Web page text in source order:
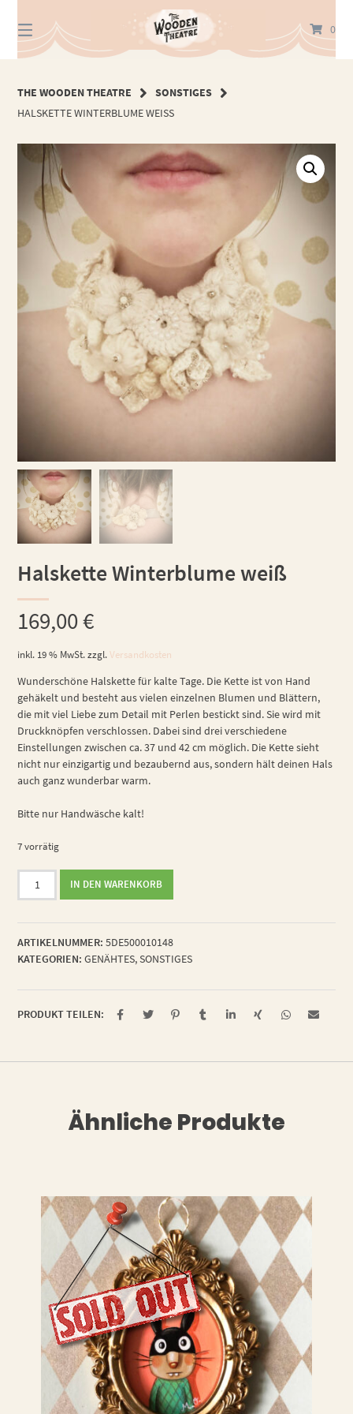
zum
Inhalt
0
THE WOODEN THEATRE
SONSTIGES
HALSKETTE WINTERBLUME WEISS
Halskette Winterblume weiß
169,00€
inkl. 19 % MwSt. zzgl.Versandkosten
Wunderschöne Halskette für kalte Tage. Die Kette ist von Hand
gehäkelt und besteht aus vielen einzelnen Blumen und Blättern,
die mit viel Liebe zum Detail mit Perlen bestickt sind. Sie wird mit
Druckknöpfen verschlossen. Dabei sind drei verschiedene
Einstellungen zwischen ca. 37 und 42 cm möglich. Die Kette sieht
nicht nur einzigartig und bezaubernd aus, sondern hält deinen Hals
auch ganz wunderbar warm.
Bitte nur Handwäsche kalt!
7 vorrätig
Halskette
Winterblume
Menge
IN DEN WARENKORB
ARTIKELNUMMER: 5DE500010148
KATEGORIEN: GENÄHTES,SONSTIGES
PRODUKT TEILEN:
Ähnliche Produkte